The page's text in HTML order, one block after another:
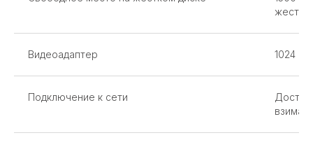
Видеоадаптер 1024 x
Подключение к сети